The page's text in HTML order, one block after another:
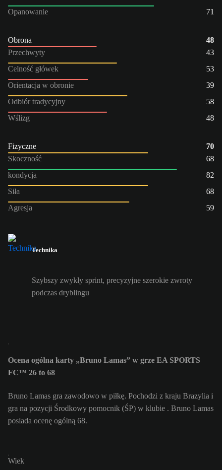
Opanowanie
71
Obrona
48
Przechwyty
43
Celność główek
53
Orientacja w obronie
39
Odbiór tradycyjny
58
Wślizg
48
Fizyczne
70
Skoczność
68
kondycja
82
Siła
68
Agresja
59
Technika
Szybszy zwykły sprint, precyzyjne szerokie zwroty
podczas dryblingu
Ocena ogólna karty „Bruno Lamas” w grze EA SPORTS
FC™ 26 to 68
Bruno Lamas gra zawodowo w piłkę. Pochodzi z kraju Brazylia i
gra na pozycji Środkowy pomocnik (ŚP) w klubie . Bruno Lamas
posiada ocenę ogólną 68.
Wiek